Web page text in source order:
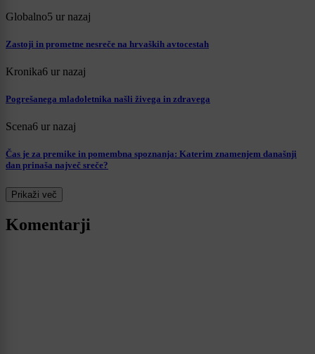
Globalno5 ur nazaj
Zastoji in prometne nesreče na hrvaških avtocestah
Kronika6 ur nazaj
Pogrešanega mladoletnika našli živega in zdravega
Scena6 ur nazaj
Čas je za premike in pomembna spoznanja: Katerim znamenjem današnji
dan prinaša največ sreče?
Prikaži več
Komentarji